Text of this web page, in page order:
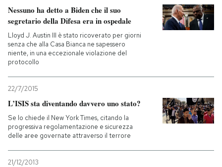
Nessuno ha detto a Biden che il suo
segretario della Difesa era in ospedale
Lloyd J. Austin III è stato ricoverato per giorni
senza che alla Casa Bianca ne sapessero
niente, in una eccezionale violazione del
protocollo
22/7/2015
L’ISIS sta diventando davvero uno stato?
Se lo chiede il New York Times, citando la
progressiva regolamentazione e sicurezza
delle aree governate attraverso il terrore
21/12/2013